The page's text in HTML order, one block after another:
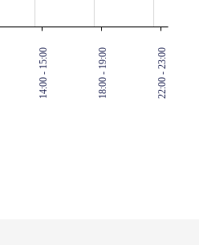
14:00 - 15:00 18:00 - 19:00 22:00 - 23:00